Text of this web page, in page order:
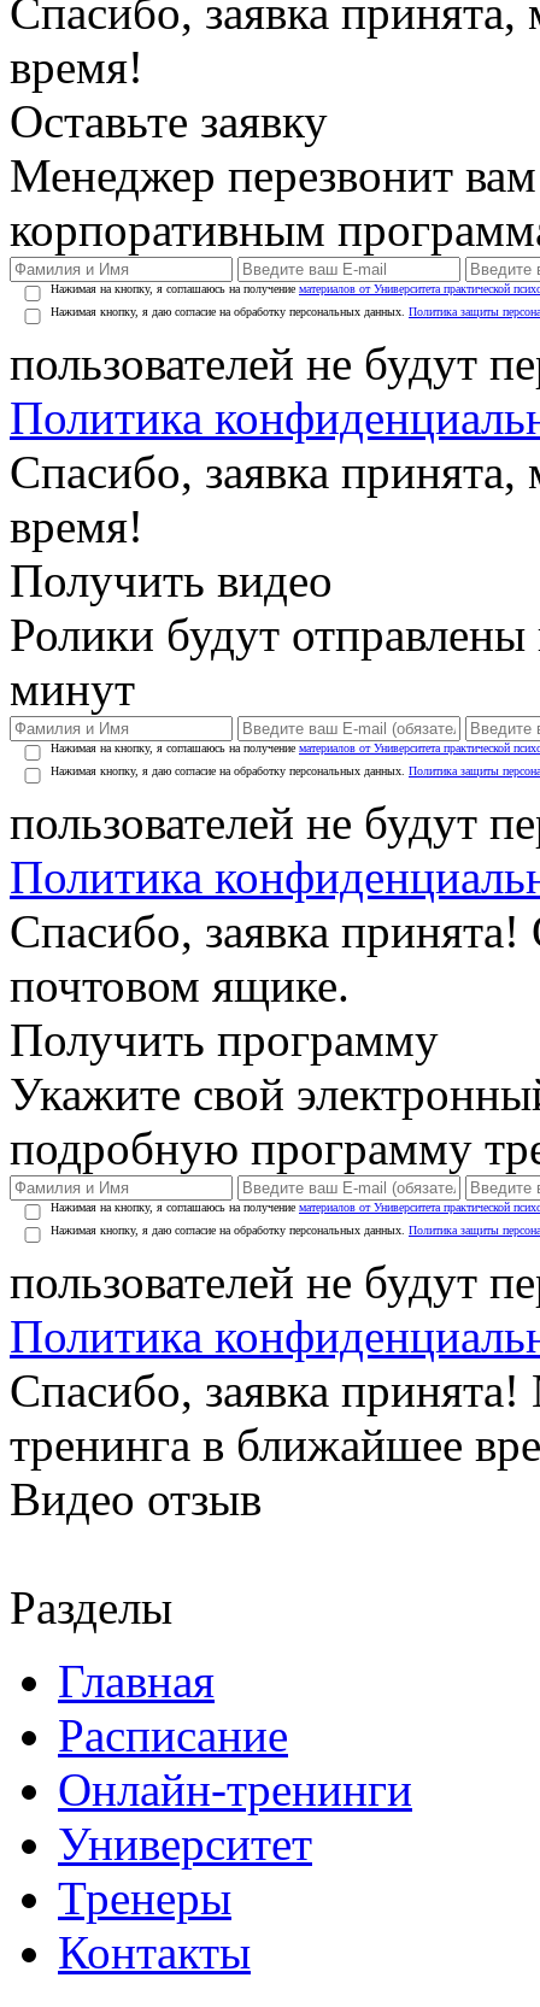
Спасибо, заявка
время!
Оставьте заявку
Менеджер перезвонит
корпоративным
Нажимая на кнопку, я соглашаюсь на получение материалов от Университета практической
Нажимая кнопку, я даю согласие на обработку персональных данных. Политика защиты
пользователей не будут
Политика
Спасибо, заявка
время!
Получить видео
Ролики будут
минут
Нажимая на кнопку, я соглашаюсь на получение материалов от Университета практической
Нажимая кнопку, я даю согласие на обработку персональных данных. Политика защиты
пользователей не будут
Политика
Спасибо, заявка
почтовом ящике.
Получить программу
Укажите свой
подробную программу
Нажимая на кнопку, я соглашаюсь на получение материалов от Университета практической
Нажимая кнопку, я даю согласие на обработку персональных данных. Политика защиты
пользователей не будут
Политика
Спасибо, заявка
тренинга в ближайшее
Видео отзыв
Разделы
Главная
Расписание
Онлайн-тренинги
Университет
Тренеры
Контакты